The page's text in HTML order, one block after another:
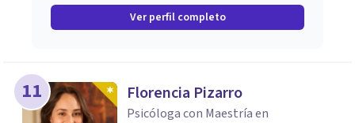
Ver perfil completo
11 Florencia Pizarro
Psicóloga con Maestría en